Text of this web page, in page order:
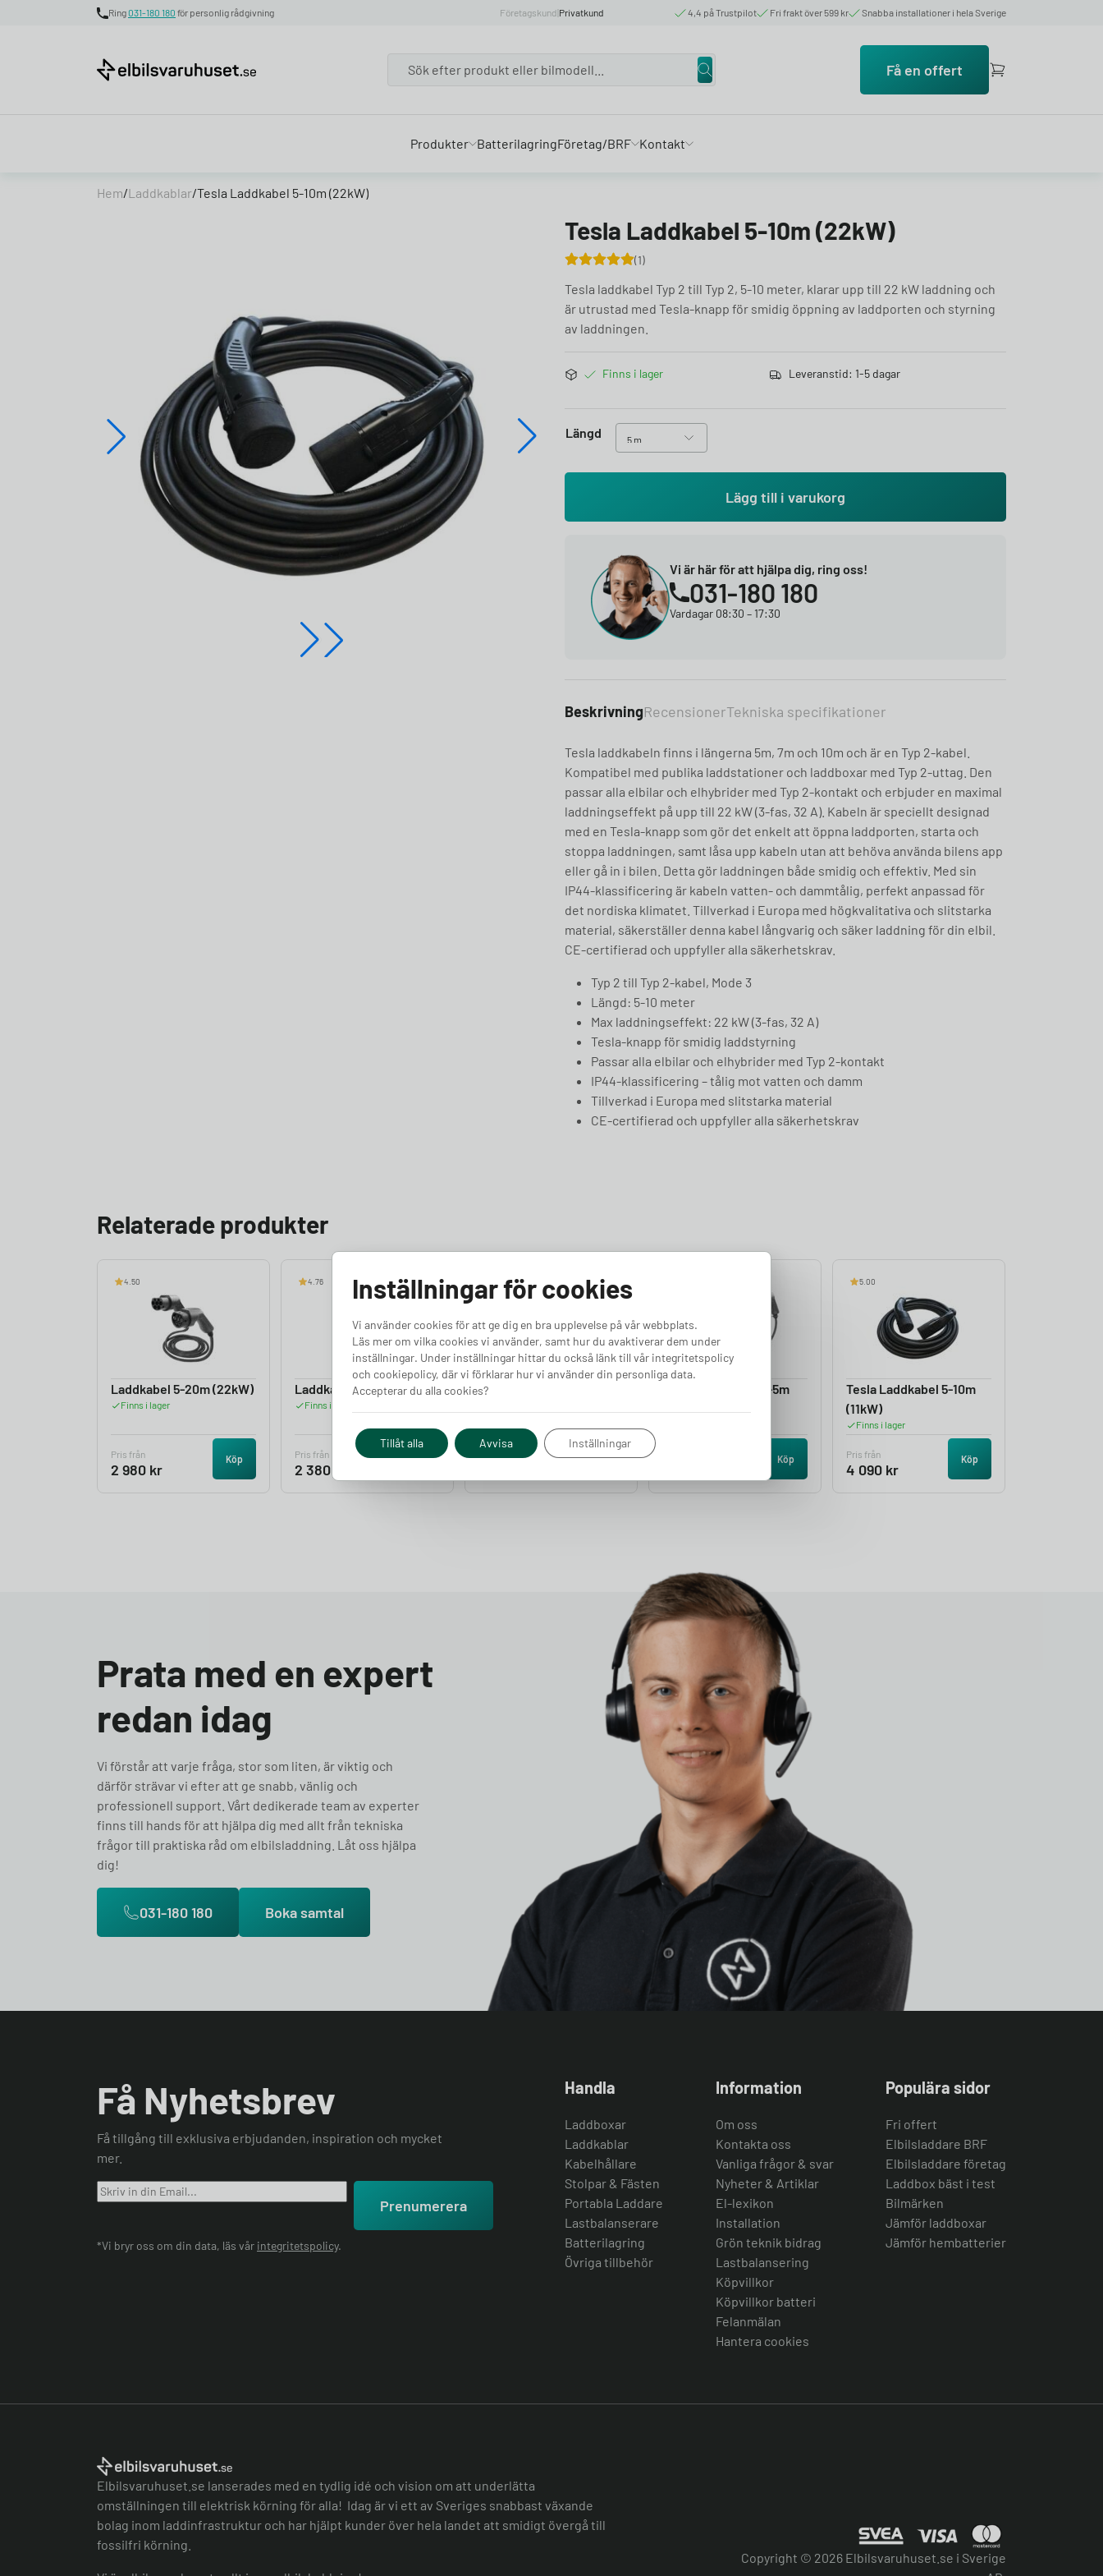
Ring031-180 180 för personlig rådgivning Företagskund|Privatkund 4,4 på Trustpilot Fri frakt över 599 kr Snabba installationer i hela Sverige
Få en offert
Produkter BatterilagringFöretag/BRF Kontakt
Hem/Laddkablar/Tesla Laddkabel 5-10m (22kW)
Tesla Laddkabel 5-10m (22kW)
1
Tesla laddkabel Typ 2 till Typ 2, 5-10 meter, klarar upp till 22 kW laddning och
är utrustad med Tesla-knapp för smidig öppning av laddporten och styrning
av laddningen.
Finns i lager Leveranstid: 1-5 dagar
Längd
Lägg till i varukorg
Vi är här för att hjälpa dig, ring oss!
031-180 180
Vardagar 08:30 – 17:30
BeskrivningRecensionerTekniska specifikationer
Tesla laddkabeln finns i längerna 5m, 7m och 10m och är en Typ 2-kabel.
Kompatibel med publika laddstationer och laddboxar med Typ 2-uttag. Den
passar alla elbilar och elhybrider med Typ 2-kontakt och erbjuder en maximal
laddningseffekt på upp till 22 kW (3-fas, 32 A). Kabeln är speciellt designad
med en Tesla-knapp som gör det enkelt att öppna laddporten, starta och
stoppa laddningen, samt låsa upp kabeln utan att behöva använda bilens app
eller gå in i bilen. Detta gör laddningen både smidig och effektiv. Med sin
IP44-klassificering är kabeln vatten- och dammtålig, perfekt anpassad för
det nordiska klimatet. Tillverkad i Europa med högkvalitativa och slitstarka
material, säkerställer denna kabel långvarig och säker laddning för din elbil.
CE-certifierad och uppfyller alla säkerhetskrav.
Typ 2 till Typ 2-kabel, Mode 3
Längd: 5-10 meter
Max laddningseffekt: 22 kW (3-fas, 32 A)
Tesla-knapp för smidig laddstyrning
Passar alla elbilar och elhybrider med Typ 2-kontakt
IP44-klassificering – tålig mot vatten och damm
Tillverkad i Europa med slitstarka material
CE-certifierad och uppfyller alla säkerhetskrav
Relaterade produkter
4.50
Laddkabel 5-20m (22kW)
Finns i lager
Pris från
2 980 kr
Köp
4.76
Laddkabel 5-20m (11kW)
Finns i lager
Pris från
2 380
Köp
Easee Laddkabel 7,5m
(22kW)
Köp
Laddkabel Spiral 3-5m
(11kW)
Köp
5.00
Tesla Laddkabel 5-10m
(11kW)
Finns i lager
Pris från
4 090 kr
Köp
Prata med en expert
redan idag
Vi förstår att varje fråga, stor som liten, är viktig och
därför strävar vi efter att ge snabb, vänlig och
professionell support. Vårt dedikerade team av experter
finns till hands för att hjälpa dig med allt från tekniska
frågor till praktiska råd om elbilsladdning. Låt oss hjälpa
dig!
031-180 180 Boka samtal
Få Nyhetsbrev
Få tillgång till exklusiva erbjudanden, inspiration och mycket
mer.
Prenumerera
*Vi bryr oss om din data, läs vår integritetspolicy.
Handla
Laddboxar
Laddkablar
Kabelhållare
Stolpar & Fästen
Portabla Laddare
Lastbalanserare
Batterilagring
Övriga tillbehör
Information
Om oss
Kontakta oss
Vanliga frågor & svar
Nyheter & Artiklar
El-lexikon
Installation
Grön teknik bidrag
Lastbalansering
Köpvillkor
Köpvillkor batteri
Felanmälan
Hantera cookies
Populära sidor
Fri offert
Elbilsladdare BRF
Elbilsladdare företag
Laddbox bäst i test
Bilmärken
Jämför laddboxar
Jämför hembatterier
Elbilsvaruhuset.se lanserades med en tydlig idé och vision om att underlätta
omställningen till elektrisk körning för alla! Idag är vi ett av Sveriges snabbast växande
bolag inom laddinfrastruktur och har hjälpt kunder över hela landet att smidigt övergå till
fossilfri körning.
Copyright © 2026 Elbilsvaruhuset.se i Sverige
Inställningar för cookies
Vi använder cookies för att ge dig en bra upplevelse på vår webbplats.
Läs mer om vilka cookies vi använder, samt hur du avaktiverar dem under
inställningar. Under inställningar hittar du också länk till vår integritetspolicy
och cookiepolicy, där vi förklarar hur vi använder din personliga data.
Accepterar du alla cookies?
Tillåt alla Avvisa Inställningar